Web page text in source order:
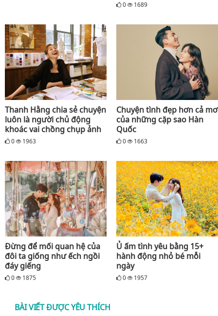
0 1689
Thanh Hằng chia sẻ chuyện
luôn là người chủ động
khoác vai chồng chụp ảnh
0 1963
Chuyện tình đẹp hơn cả mơ
của những cặp sao Hàn
Quốc
0 1663
Đừng để mối quan hệ của
đôi ta giống như ếch ngồi
đáy giếng
0 1875
Ủ ấm tình yêu bằng 15+
hành động nhỏ bé mỗi
ngày
0 1957
BÀI VIẾT ĐƯỢC YÊU THÍCH